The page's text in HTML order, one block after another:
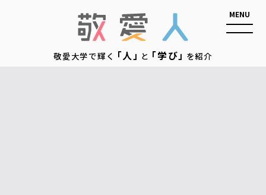
敬愛大学で輝く「人」と「学び」を紹介